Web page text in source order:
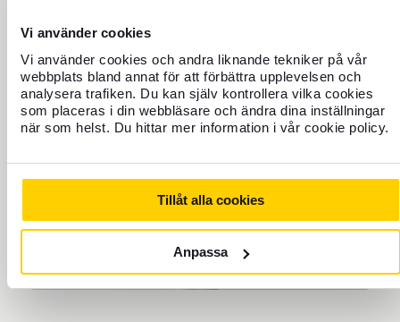
Vi använder cookies
Vi använder cookies och andra liknande tekniker på vår
webbplats bland annat för att förbättra upplevelsen och
analysera trafiken. Du kan själv kontrollera vilka cookies
som placeras i din webbläsare och ändra dina inställningar
när som helst. Du hittar mer information i vår cookie policy.
Tillåt alla cookies
Anpassa
konsumentverket.se